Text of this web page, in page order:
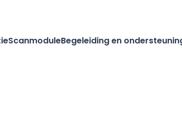
ScanmoduleBegeleiding en